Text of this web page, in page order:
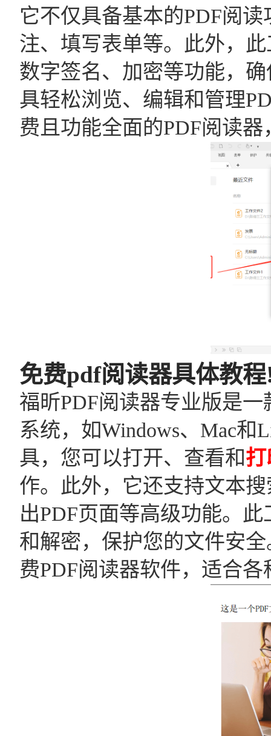
它不仅具备基本的PDF阅
注、填写表单等。此外，
数字签名、加密等功能，
具轻松浏览、编辑和管理
费且功能全面的PDF阅读
免费pdf阅读器具体教
福昕PDF阅读器专业版是
系统，如Windows、Mac
具，您可以打开、查看和打
作。此外，它还支持文本
出PDF页面等高级功能。
和解密，保护您的文件安
费PDF阅读器软件，适合